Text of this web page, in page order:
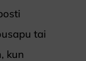
tai
kun